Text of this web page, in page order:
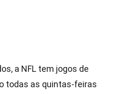
a NFL tem jogos de
todas as quintas-feiras